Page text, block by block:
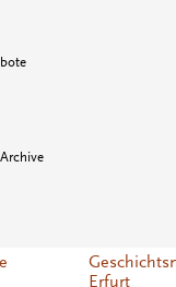
Erfurt